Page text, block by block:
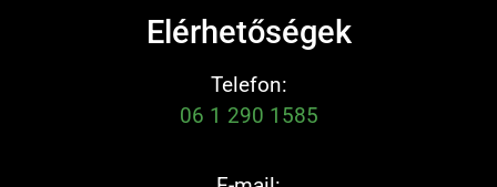
Elérhetőségek
Telefon:
06 1 290 1585